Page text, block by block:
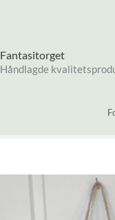
Fantasitorget
Håndlagde